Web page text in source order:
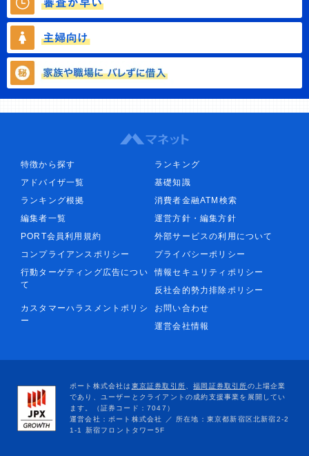
特徴から探す
ランキング
アドバイザ一覧
基礎知識
ランキング根拠
消費者金融ATM検索
編集者一覧
運営方針・編集方針
PORT会員利用規約
外部サービスの利用について
コンプライアンスポリシー
プライバシーポリシー
行動ターゲティング広告につい
て
情報セキュリティポリシー
反社会的勢力排除ポリシー
カスタマーハラスメントポリシ
ー
お問い合わせ
運営会社情報